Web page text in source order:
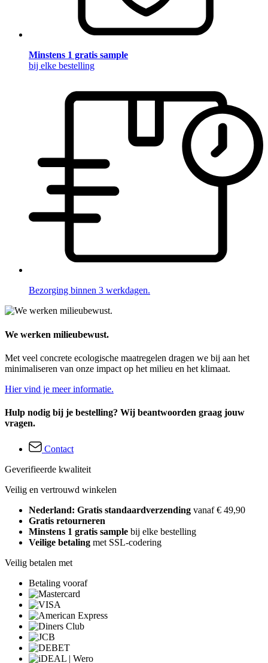
Minstens 1 gratis sample
bij elke bestelling
Bezorging binnen 3 werkdagen.
We werken milieubewust.
Met veel concrete ecologische maatregelen dragen we bij aan het
minimaliseren van onze impact op het milieu en het klimaat.
Hier vind je meer informatie.
Hulp nodig bij je bestelling? Wij beantwoorden graag jouw
vragen.
Contact
Geverifieerde kwaliteit
Veilig en vertrouwd winkelen
Nederland: Gratis standaardverzending vanaf € 49,90
Gratis retourneren
Minstens 1 gratis sample bij elke bestelling
Veilige betaling met SSL-codering
Veilig betalen met
Betaling vooraf